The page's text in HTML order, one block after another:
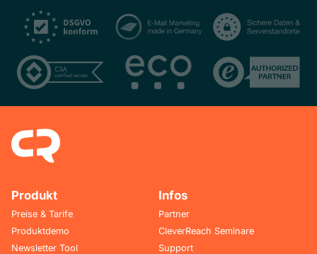
Produkt
Preise & Tarife
Produktdemo
Newsletter Tool
Infos
Partner
CleverReach Seminare
Support